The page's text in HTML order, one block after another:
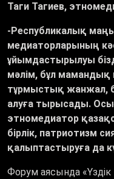
Таги Тагиев,
-Республикалық
медиаторларының
ұйымдастырылуы
мәлім, бұл мамандық
тұрмыстық жанжал,
алуға тырысады.
этномедиатор
бірлік, патриотизм
қалыптастыруға да
Форум аясында